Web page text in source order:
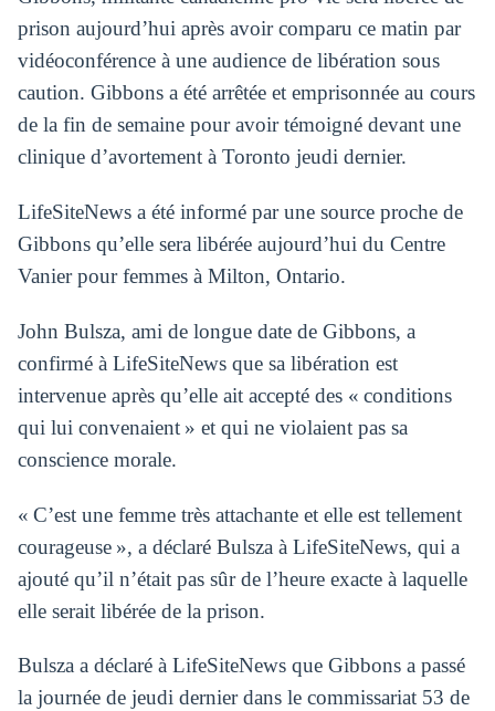
prison aujourd’hui après avoir comparu ce matin par
vidéoconférence à une audience de libération sous
caution. Gibbons a été arrêtée et emprisonnée au cours
de la fin de semaine pour avoir témoigné devant une
clinique d’avortement à Toronto jeudi dernier.
LifeSiteNews a été informé par une source proche de
Gibbons qu’elle sera libérée aujourd’hui du Centre
Vanier pour femmes à Milton, Ontario.
John Bulsza, ami de longue date de Gibbons, a
confirmé à LifeSiteNews que sa libération est
intervenue après qu’elle ait accepté des « conditions
qui lui convenaient » et qui ne violaient pas sa
conscience morale.
« C’est une femme très attachante et elle est tellement
courageuse », a déclaré Bulsza à LifeSiteNews, qui a
ajouté qu’il n’était pas sûr de l’heure exacte à laquelle
elle serait libérée de la prison.
Bulsza a déclaré à LifeSiteNews que Gibbons a passé
la journée de jeudi dernier dans le commissariat 53 de